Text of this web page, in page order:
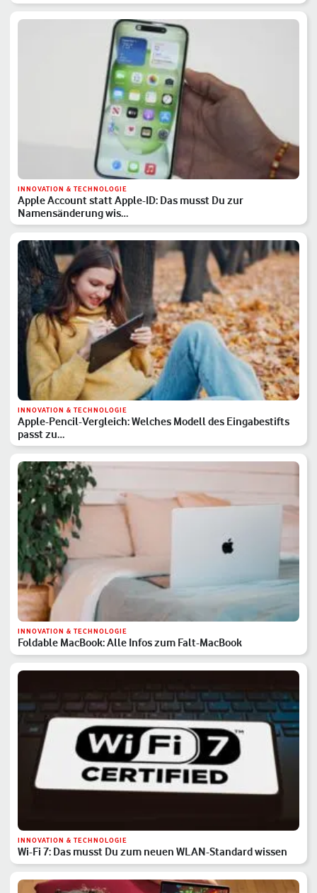
INNOVATION & TECHNOLOGIE
Apple Account statt Apple-ID: Das musst Du zur
Namensänderung wis…
INNOVATION & TECHNOLOGIE
Apple-Pencil-Vergleich: Welches Modell des Eingabestifts
passt zu…
INNOVATION & TECHNOLOGIE
Foldable MacBook: Alle Infos zum Falt-MacBook
INNOVATION & TECHNOLOGIE
Wi-Fi 7: Das musst Du zum neuen WLAN-Standard wissen